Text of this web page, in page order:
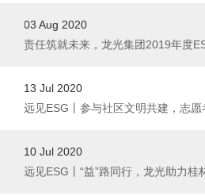
03 Aug 2020
责任筑就未来，龙光集团2019年度
13 Jul 2020
远见ESG丨参与社区文明共建，志
10 Jul 2020
远见ESG丨“益”路同行，龙光助力桂